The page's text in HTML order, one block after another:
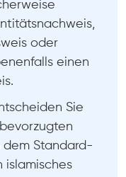
oder
einen
Sie
dem Standard-
islamisches